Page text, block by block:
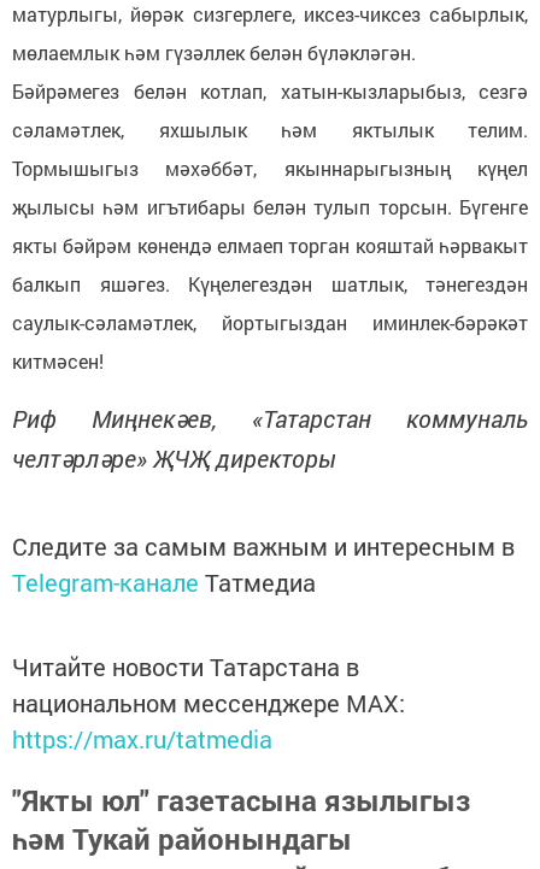
матурлыгы, йөрәк сизгерлеге, иксез-чиксез сабырлык,
мөлаемлык һәм гүзәллек белән бүләкләгән.
Бәйрәмегез белән котлап, хатын-кызларыбыз, сезгә
сәламәтлек, яхшылык һәм яктылык телим.
Тормышыгыз мәхәббәт, якыннарыгызның күңел
җылысы һәм игътибары белән тулып торсын. Бүгенге
якты бәйрәм көнендә елмаеп торган кояштай һәрвакыт
балкып яшәгез. Күңелегездән шатлык, тәнегездән
саулык-сәламәтлек, йортыгыздан иминлек-бәрәкәт
китмәсен!
Риф Миңнекәев, «Татарстан коммуналь
челтәрләре» ҖЧҖ директоры
Следите за самым важным и интересным в
Telegram-канале Татмедиа
Читайте новости Татарстана в
национальном мессенджере MАХ:
https://max.ru/tatmedia
"Якты юл" газетасына язылыгыз
һәм Тукай районындагы